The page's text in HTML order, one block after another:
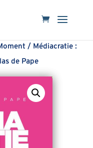
/ Médiacratie :
de Pape